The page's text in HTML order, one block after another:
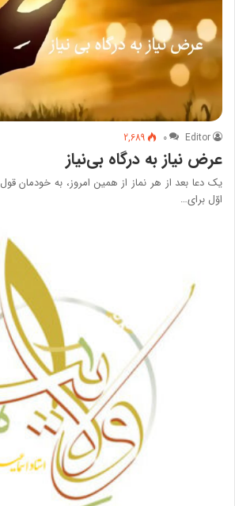
Editor ۰ 2,689
عرض نیاز به درگاه بی‌نیاز
یک دعا بعد از هر نماز از همین امروز، به خودمان
اوّل برای…